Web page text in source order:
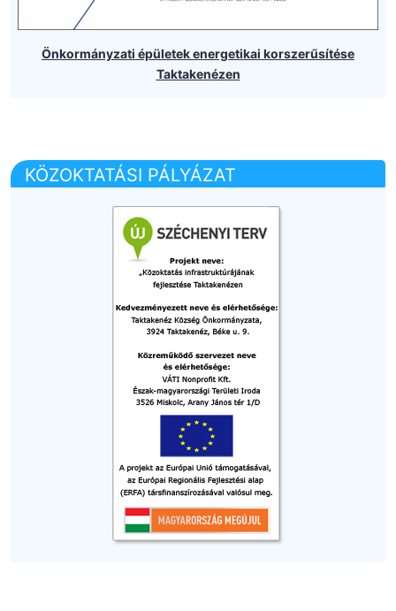
Önkormányzati épületek energetikai korszerűsítése
Taktakenézen
KÖZOKTATÁSI PÁLYÁZAT